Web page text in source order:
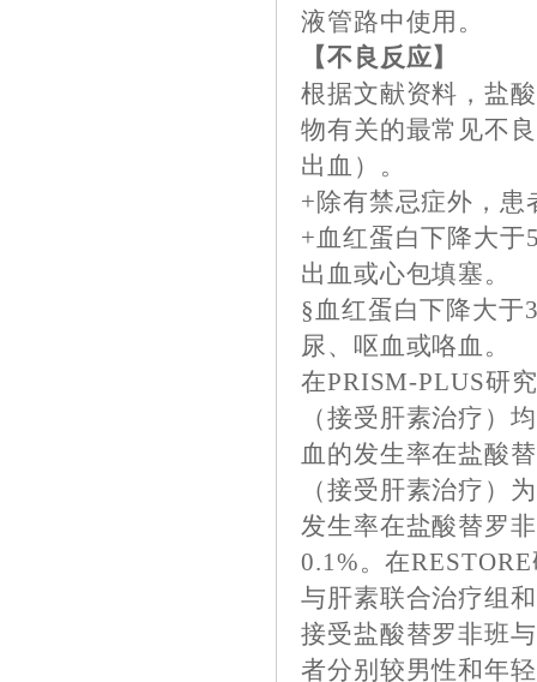
液管路中使用。
【不良反应】
根据文献资料，盐
物有关的最常见不
出血）。
+除有禁忌症外，患
+血红蛋白下降大
出血或心包填塞。
§血红蛋白下降大于
尿、呕血或咯血。
在PRISM-PLUS研
（接受肝素治疗）
血的发生率在盐酸
（接受肝素治疗）
发生率在盐酸替罗
0.1%。在
与肝素联合治疗组
接受盐酸替罗非班
者分别较男性和年